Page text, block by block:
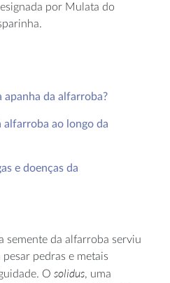
por Mulata do
apanha da alfarroba?
alfarroba ao longo da
e doenças da
semente da alfarroba serviu
pedras e metais
O solidus, uma